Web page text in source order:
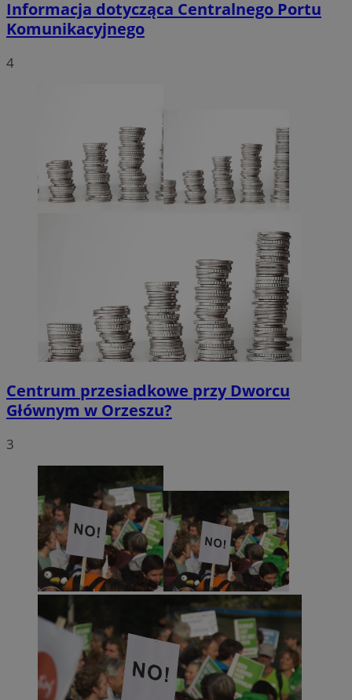
Informacja dotycząca Centralnego Portu
Komunikacyjnego
4
Centrum przesiadkowe przy Dworcu
Głównym w Orzeszu?
3